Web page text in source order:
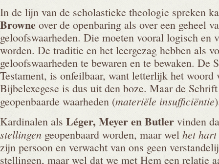
In de lijn van de scholastieke theologie spreken
Browne over de openbaring als over een geheel
geloofswaarheden. Die moeten vooral logisch en
worden. De traditie en het leergezag hebben als
geloofswaarheden te bewaren en te bewaken.
Testament, is onfeilbaar, want letterlijk het woord
Bijbelexegese is dus uit den boze. Maar de
geopenbaarde waarheden (materiële insufficiëntie
Kardinalen als Léger, Meyer en Butler vinden
stellingen geopenbaard worden, maar wel het
zijn persoon en verwacht van ons geen
stellingen, maar wel dat we met Hem een relatie